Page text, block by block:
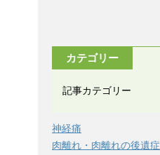
カテゴリー
記事カテゴリー
神経痛
肉離れ・肉離れの後遺症